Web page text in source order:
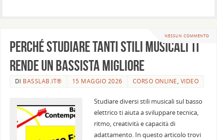
NESSUN COMMENTO
Perché studiare tanti stili musicali ti
rende un bassista migliore
DI BASSLAB.IT® 15 MAGGIO 2026 CORSO ONLINE, VIDEO
Studiare diversi stili musicali sul basso
elettrico ti aiuta a sviluppare tecnica,
ritmo, creatività e capacità di
adattamento. In questo articolo trovi